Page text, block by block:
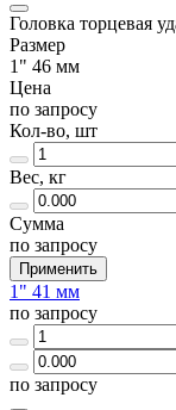
Головка торцевая
Размер
1" 46 мм
Цена
по запросу
Кол-во, шт
Вес, кг
Сумма
по запросу
Применить
1" 41 мм
по запросу
по запросу